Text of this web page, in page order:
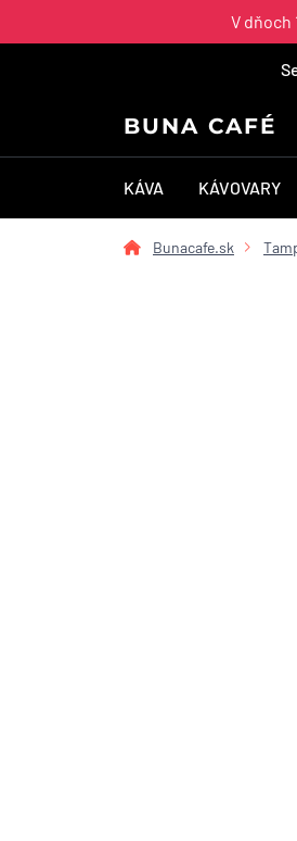
V dňoch
BUNA CAFÉ
KÁVA KÁVOVARY
Bunacafe.sk